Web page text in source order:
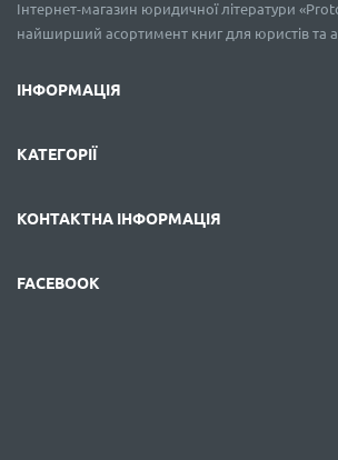
Інтернет-магазин юридичної літератури
найширший асортимент книг для юристів та
ІНФОРМАЦІЯ
КАТЕГОРІЇ
КОНТАКТНА ІНФОРМАЦІЯ
FACEBOOK